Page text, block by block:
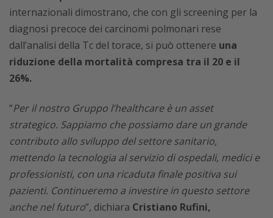
internazionali dimostrano, che con gli screening per la
diagnosi precoce dei carcinomi polmonari rese
dall’analisi della Tc del torace, si può ottenere una
riduzione della mortalità compresa tra il 20 e il
26%.
“Per il nostro Gruppo l’healthcare è un asset
strategico. Sappiamo che possiamo dare un grande
contributo allo sviluppo del settore sanitario,
mettendo la tecnologia al servizio di ospedali, medici e
professionisti, con una ricaduta finale positiva sui
pazienti. Continueremo a investire in questo settore
anche nel futuro”, dichiara Cristiano Rufini,